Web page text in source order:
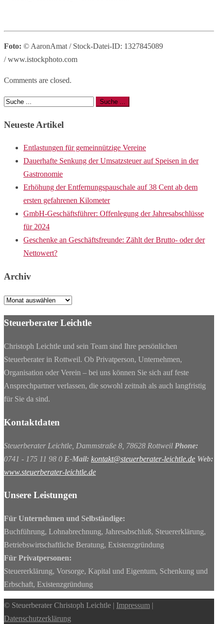
Foto: © AaronAmat / Stock-Datei-ID: 1327845089
/ www.istockphoto.com
Comments are closed.
Neueste Artikel
Entlastungen für gemeinnützige Vereine
Dauerhafte Senkung der Umsatzsteuer auf Speisen in der
Gastronomie
Erhöhung der Entfernungspauschale auf 38 Cent ab dem
ersten gefahrenen Kilometer
GmbH-Geschäftsführer: Offenlegung der Jahresabschlüsse
für 2024
Geschenke an Geschäftsfreunde: Zählt der Brutto- oder der
Nettowert?
Archiv
Archiv
Steuerberater Leichtle
Christoph Leichtle und sein Team sind Ihre persönlichen
Steuerberater in Rottweil. Ob Privatperson, Unternehmen,
Organisation oder Verein – bei uns können Sie sich auf feste
Ansprechpartner verlassen, die sowohl zeitnah als auch langfristig
für Sie da sind.
Kontaktdaten
Steuerberater Leichtle, Dammstraße 8, 78628 Rottweil Phone:
0741 - 175 11 98 0 E-Mail: kontakt@steuerberater-leichtle.de Web:
www.steuerberater-leichtle.de
Unsere Leistungen
Für Unternehmen und Selbständige:
Buchführung, Lohnabrechnung, Jahresabschluß, Steuererklärung,
Betriebswirtschaftliche Beratung, Existenzgründung
Für Privatpersonen:
Steuererklärung, Vorsorge, Kapital und Eigentum, Schenkung und
Erbschaft, Existenzgründung
© Steuerberater Christoph Leichtle | Impressum |
Datenschutzerklärung